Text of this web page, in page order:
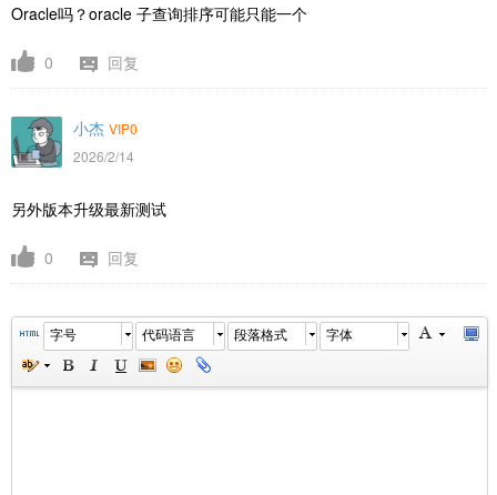
Oracle吗？oracle 子查询排序可能只能一个
0 回复
小杰 VIP0
2026/2/14
另外版本升级最新测试
0 回复
字号 代码语言 段落格式 字体